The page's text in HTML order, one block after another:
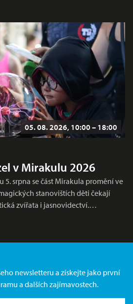
05. 08. 2026, 10:00 – 18:00
v Mirakulu 2026
5. srpna se část Mirakula promění ve
stanovištích děti čekají
zvířata i jasnovidectví.…
newsletteru a získejte jako první
a dalších zajímavostech.